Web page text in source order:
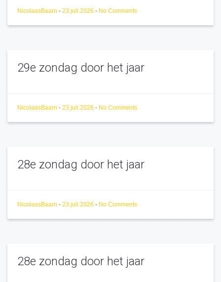
NicolaasBaarn - 23 juli 2026 - No Comments
29e zondag door het jaar
NicolaasBaarn - 23 juli 2026 - No Comments
28e zondag door het jaar
NicolaasBaarn - 23 juli 2026 - No Comments
28e zondag door het jaar